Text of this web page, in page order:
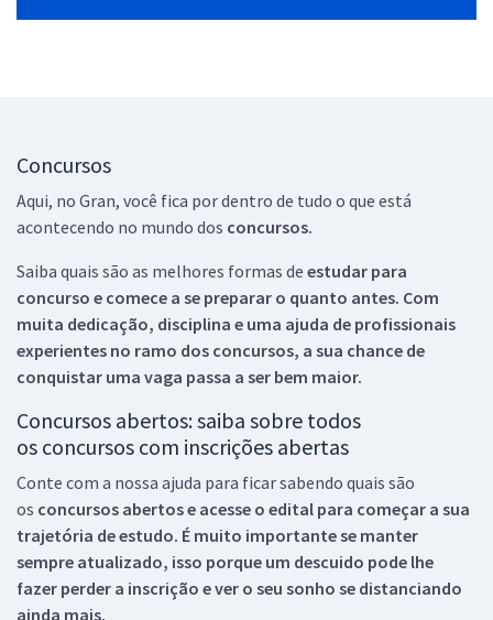
Concursos
Aqui, no Gran, você fica por dentro de tudo o que está
acontecendo no mundo dos concursos.
Saiba quais são as melhores formas de estudar para
concurso e comece a se preparar o quanto antes. Com
muita dedicação, disciplina e uma ajuda de profissionais
experientes no ramo dos concursos, a sua chance de
conquistar uma vaga passa a ser bem maior.
Concursos abertos: saiba sobre todos
os concursos com inscrições abertas
Conte com a nossa ajuda para ficar sabendo quais são
os concursos abertos e acesse o edital para começar a sua
trajetória de estudo. É muito importante se manter
sempre atualizado, isso porque um descuido pode lhe
fazer perder a inscrição e ver o seu sonho se distanciando
ainda mais.